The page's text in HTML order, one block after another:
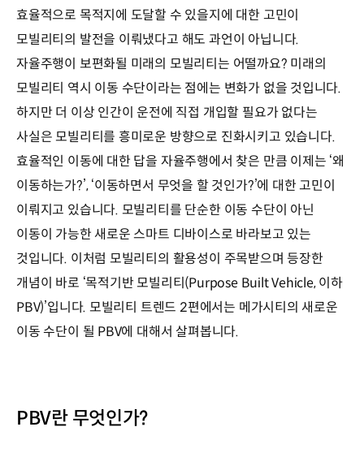
효율적으로 목적지에 도달할 수 있을지에 대한 고민이
모빌리티의 발전을 이뤄냈다고 해도 과언이 아닙니다.
자율주행이 보편화될 미래의 모빌리티는 어떨까요? 미래의
모빌리티 역시 이동 수단이라는 점에는 변화가 없을 것입니다.
하지만 더 이상 인간이 운전에 직접 개입할 필요가 없다는
사실은 모빌리티를 흥미로운 방향으로 진화시키고 있습니다.
효율적인 이동에 대한 답을 자율주행에서 찾은 만큼 이제는 ‘왜
이동하는가?’, ‘이동하면서 무엇을 할 것인가?’에 대한 고민이
이뤄지고 있습니다. 모빌리티를 단순한 이동 수단이 아닌
이동이 가능한 새로운 스마트 디바이스로 바라보고 있는
것입니다. 이처럼 모빌리티의 활용성이 주목받으며 등장한
개념이 바로 ‘목적기반 모빌리티(Purpose Built Vehicle, 이하
PBV)’입니다. 모빌리티 트렌드 2편에서는 메가시티의 새로운
이동 수단이 될 PBV에 대해서 살펴봅니다.
PBV란 무엇인가?